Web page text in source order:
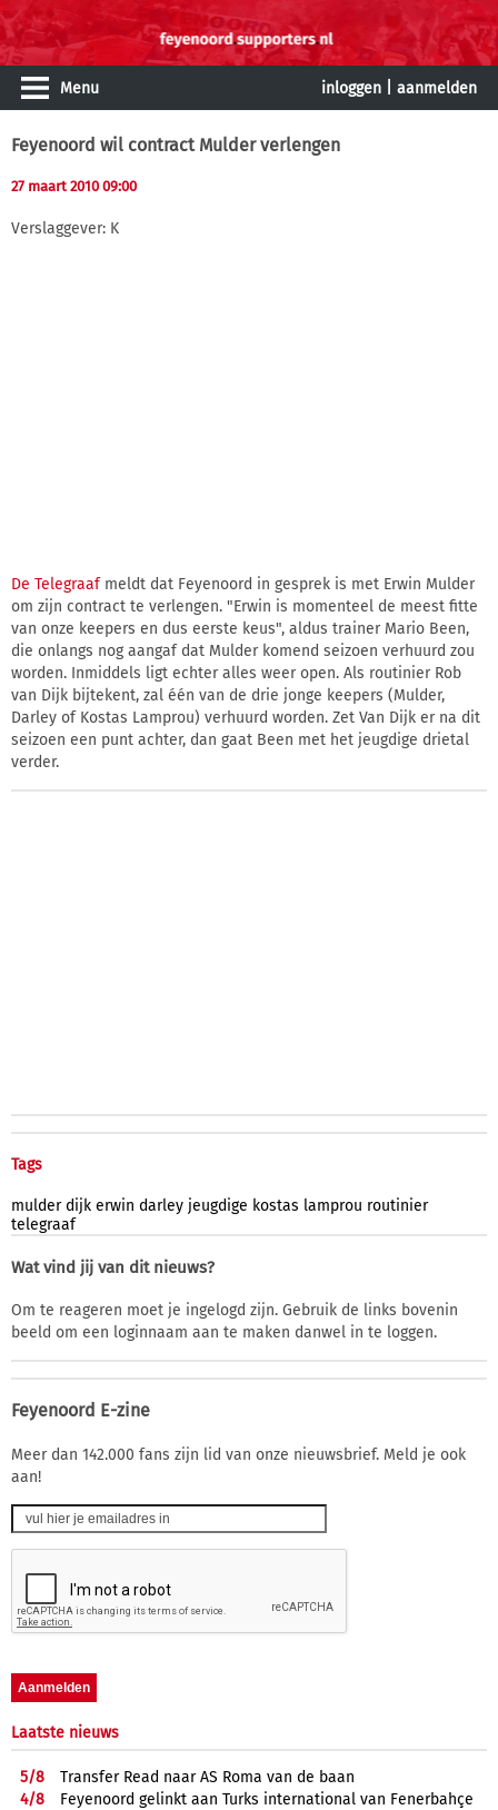
Menu inloggen aanmelden
Feyenoord wil contract Mulder verlengen
27 maart 2010 09:00
Verslaggever: K
De Telegraafmeldt dat Feyenoord in gesprek is met Erwin Mulder
om zijn contract te verlengen. "Erwin is momenteel de meest fitte
van onze keepers en dus eerste keus", aldus trainer Mario Been,
die onlangs nog aangaf dat Mulder komend seizoen verhuurd zou
worden. Inmiddels ligt echter alles weer open. Als routinier Rob
van Dijk bijtekent, zal één van de drie jonge keepers (Mulder,
Darley of Kostas Lamprou) verhuurd worden. Zet Van Dijk er na dit
seizoen een punt achter, dan gaat Been met het jeugdige drietal
verder.
Tags
mulder dijk erwin darley jeugdige kostas lamprou routinier
telegraaf
Wat vind jij van dit nieuws?
Om te reageren moet je ingelogd zijn. Gebruik de links bovenin
beeld om een loginnaam aan te maken danwel in te loggen.
Feyenoord E-zine
Meer dan 142.000 fans zijn lid van onze nieuwsbrief. Meld je ook
aan!
Laatste nieuws
5/8
Transfer Read naar AS Roma van de baan
4/8
Feyenoord gelinkt aan Turks international van Fenerbahçe